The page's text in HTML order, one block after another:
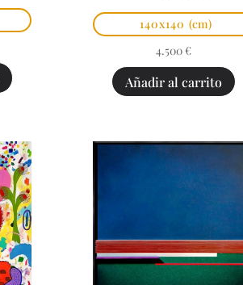
140x140 (cm)
4.500 €
Añadir al carrito